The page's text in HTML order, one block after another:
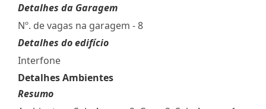
Detalhes da Garagem
Nº. de vagas na garagem - 8
Detalhes do edifício
Interfone
Detalhes Ambientes
Resumo